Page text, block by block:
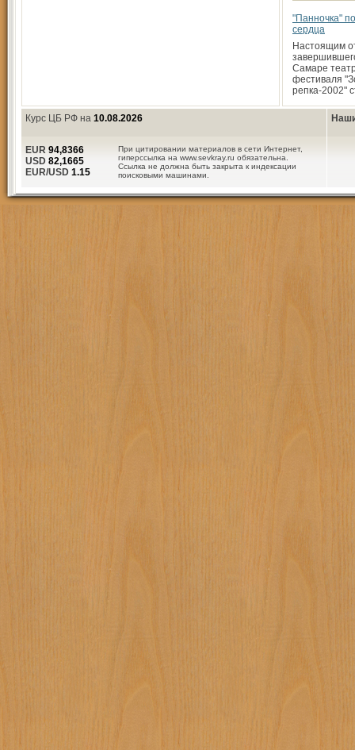
"Панночка"
сердца
Настоящим
Самаре
фестиваля
репка-2002"
Курс ЦБ РФ на 10.08.2026
При цитировании материалов в сети Интернет,
гиперссылка на www.sevkray.ru обязательна.
Ссылка не должна быть закрыта к индексации
поисковыми машинами.
EUR 94,8366
USD 82,1665
EUR/USD 1.15